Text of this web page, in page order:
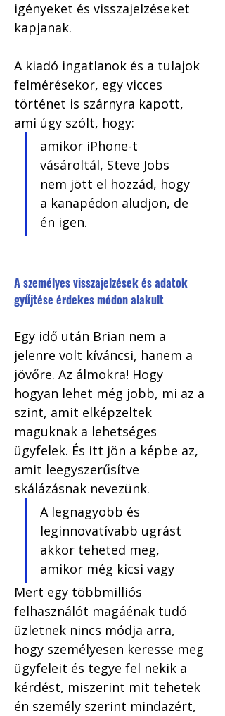
igényeket és visszajelzéseket
kapjanak.
A kiadó ingatlanok és a tulajok
felmérésekor, egy vicces
történet is szárnyra kapott,
ami úgy szólt, hogy:
amikor iPhone-t
vásároltál, Steve Jobs
nem jött el hozzád, hogy
a kanapédon aludjon, de
én igen.
A személyes visszajelzések és adatok
gyűjtése érdekes módon alakult
Egy idő után Brian nem a
jelenre volt kíváncsi, hanem a
jövőre. Az álmokra! Hogy
hogyan lehet még jobb, mi az a
szint, amit elképzeltek
maguknak a lehetséges
ügyfelek. És itt jön a képbe az,
amit leegyszerűsítve
skálázásnak nevezünk.
A legnagyobb és
leginnovatívabb ugrást
akkor teheted meg,
amikor még kicsi vagy
Mert egy többmilliós
felhasználót magáénak tudó
üzletnek nincs módja arra,
hogy személyesen keresse meg
ügyfeleit és tegye fel nekik a
kérdést, miszerint mit tehetek
én személy szerint mindazért,